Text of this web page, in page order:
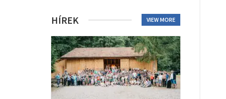
HÍREK VIEW MORE